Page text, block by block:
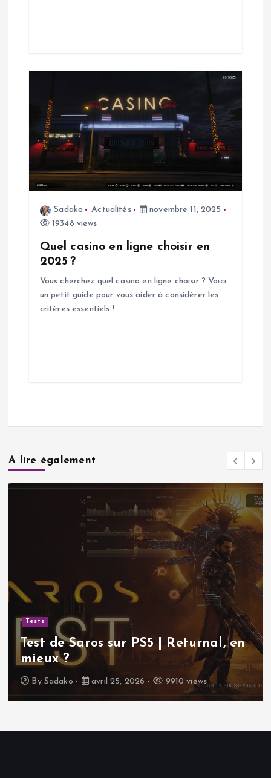
Sadako Actualités
novembre 11, 2025
19348 views
Quel casino en ligne choisir en
2025 ?
Vous cherchez quel casino en ligne choisir ? Voici
un petit guide pour vous aider à considérer les
critères essentiels !
A lire également
Tests
Test de Saros sur PS5 | Returnal, en
mieux ?
By Sadako avril 25, 2026 9910 views